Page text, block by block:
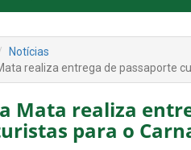
Notícias
realiza entrega de passaporte
Mata realiza
para o